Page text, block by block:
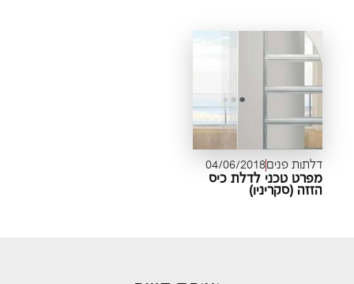
דלתות פנים04/06/2018
מפרט טכני לדלת כיס
הזזה (סקריניו)